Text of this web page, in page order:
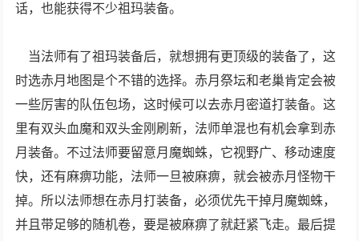
话，也能获得不少祖玛装备。
当法师有了祖玛装备后，就想拥有更顶级的装备了，这
时选赤月地图是个不错的选择。赤月祭坛和老巢肯定会被
一些厉害的队伍包场，这时候可以去赤月密道打装备。这
里有双头血魔和双头金刚刷新，法师单混也有机会拿到赤
月装备。不过法师要留意月魔蜘蛛，它视野广、移动速度
快，还有麻痹功能，法师一旦被麻痹，就会被赤月怪物干
掉。所以法师想在赤月打装备，必须优先干掉月魔蜘蛛，
并且带足够的随机卷，要是被麻痹了就赶紧飞走。最后提